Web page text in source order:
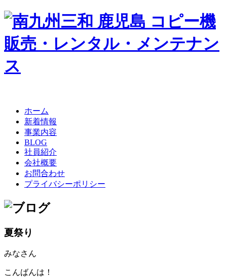
ホーム
新着情報
事業内容
BLOG
社員紹介
会社概要
お問合わせ
プライバシーポリシー
夏祭り
みなさん
こんばんは！